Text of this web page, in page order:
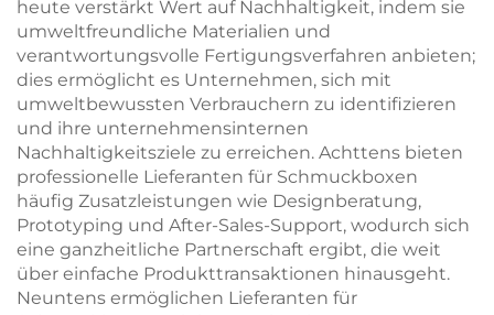
heute verstärkt Wert auf Nachhaltigkeit, indem sie
umweltfreundliche Materialien und
verantwortungsvolle Fertigungsverfahren anbieten;
dies ermöglicht es Unternehmen, sich mit
umweltbewussten Verbrauchern zu identifizieren
und ihre unternehmensinternen
Nachhaltigkeitsziele zu erreichen. Achttens bieten
professionelle Lieferanten für Schmuckboxen
häufig Zusatzleistungen wie Designberatung,
Prototyping und After-Sales-Support, wodurch sich
eine ganzheitliche Partnerschaft ergibt, die weit
über einfache Produkttransaktionen hinausgeht.
Neuntens ermöglichen Lieferanten für